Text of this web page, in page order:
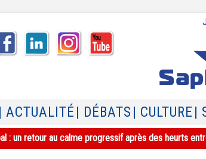
| ACTUALITÉ | DÉBATS | CULTURE
: un retour au calme progressif après des heurts